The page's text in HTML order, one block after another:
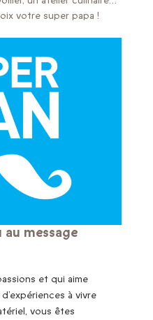
votre super papa !
message
et qui aime
à vivre
vous êtes